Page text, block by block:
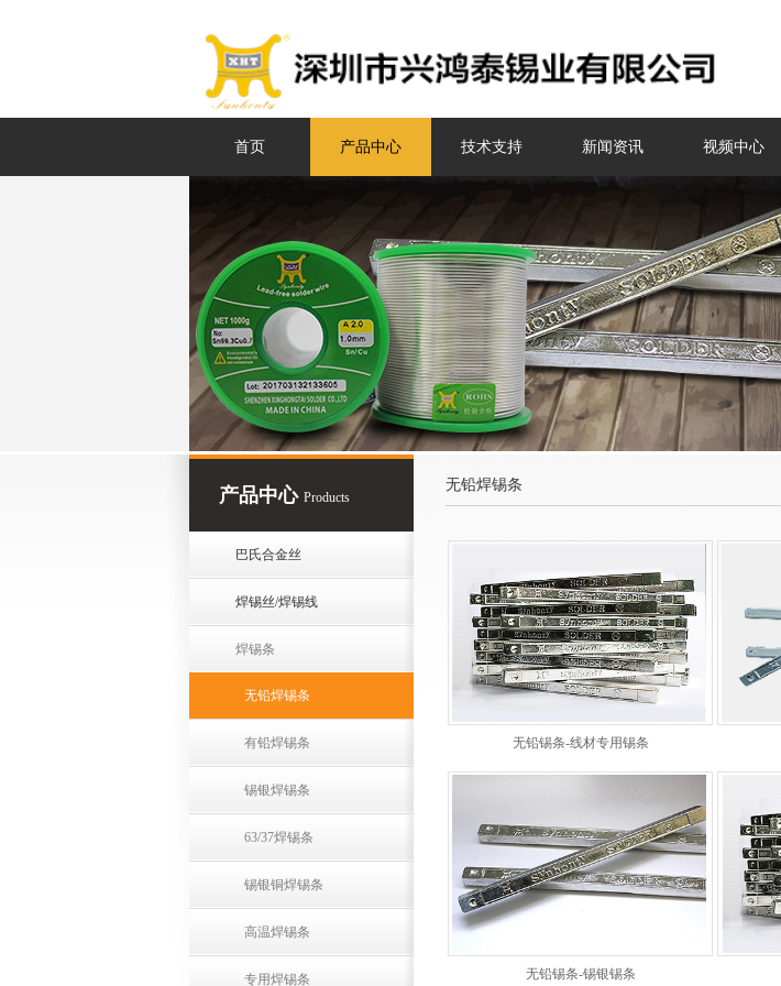
首页 产品中心 技术支持 新闻资讯 视频中心
产品中心 Products
巴氏合金丝
焊锡丝/焊锡线
焊锡条
无铅焊锡条
有铅焊锡条
锡银焊锡条
63/37焊锡条
锡银铜焊锡条
高温焊锡条
专用焊锡条
无铅焊锡条
无铅锡条-线材专用锡条
无铅锡条-锡银锡条